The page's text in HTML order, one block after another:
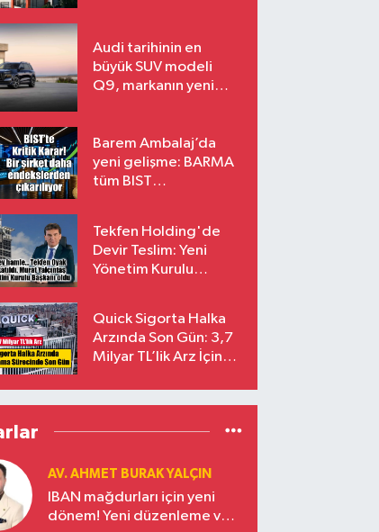
Audi tarihinin en
büyük SUV modeli
Q9, markanın yeni
Barem Ambalaj’da
yeni gelişme: BARMA
tüm BIST
Tekfen Holding'de
Devir Teslim: Yeni
Yönetim Kurulu
Quick Sigorta Halka
Arzında Son Gün: 3,7
Milyar TL’lik Arz İçin
Eriyor
AV. AHMET BURAK YALÇIN
IBAN mağdurları için yeni
dönem! Yeni düzenleme ve